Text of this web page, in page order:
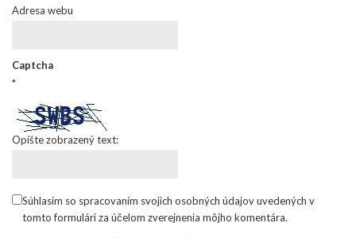
Adresa webu
Captcha
*
Opíšte zobrazený text:
Súhlasím so spracovaním svojich osobných údajov uvedených v
tomto formulári za účelom zverejnenia môjho komentára.